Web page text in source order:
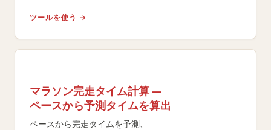
世界49大会対応の無料ツール。
ツールを使う →
マラソン完走タイム計算 —
ペースから予測タイムを算出
ペースから完走タイムを予測、